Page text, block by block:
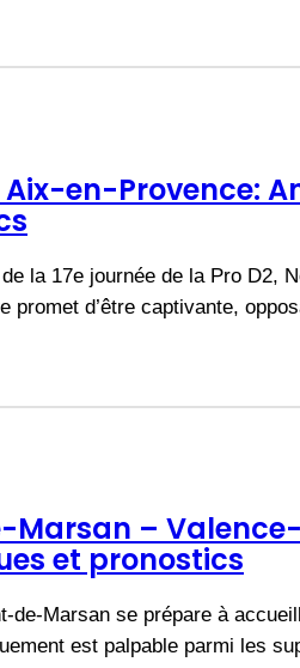
Aix-en-Provence:
la 17e journée de la Pro D2,
promet d’être captivante,
–
et pronostics
de-Marsan se prépare à
est palpable parmi les